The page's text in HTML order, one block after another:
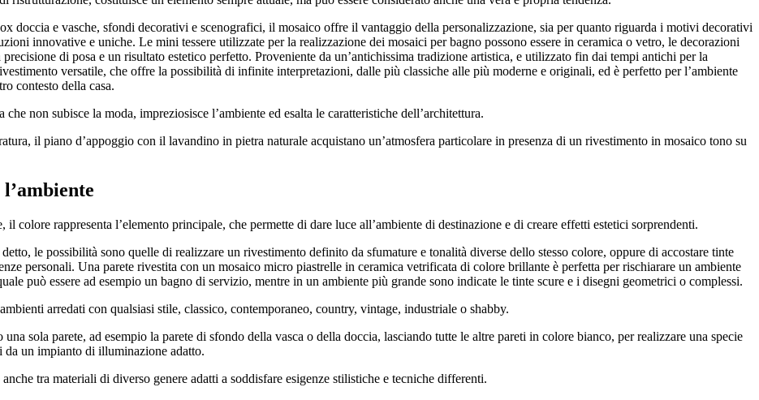
doccia e vasche, sfondi decorativi e scenografici, il mosaico offre il vantaggio della personalizzazione, sia per quanto riguarda i motivi decorativi
innovative e uniche. Le mini tessere utilizzate per la realizzazione dei mosaici per bagno possono essere in ceramica o vetro, le decorazioni
di posa e un risultato estetico perfetto. Proveniente da un’antichissima tradizione artistica, e utilizzato fin dai tempi antichi per la
versatile, che offre la possibilità di infinite interpretazioni, dalle più classiche alle più moderne e originali, ed è perfetto per l’ambiente
contesto della casa.
non subisce la moda, impreziosisce l’ambiente ed esalta le caratteristiche dell’architettura.
il piano d’appoggio con il lavandino in pietra naturale acquistano un’atmosfera particolare in presenza di un rivestimento in mosaico tono su
colore rappresenta l’elemento principale, che permette di dare luce all’ambiente di destinazione e di creare effetti estetici sorprendenti.
detto, le possibilità sono quelle di realizzare un rivestimento definito da sfumature e tonalità diverse dello stesso colore, oppure di accostare tinte
personali. Una parete rivestita con un mosaico micro piastrelle in ceramica vetrificata di colore brillante è perfetta per rischiarare un ambiente
può essere ad esempio un bagno di servizio, mentre in un ambiente più grande sono indicate le tinte scure e i disegni geometrici o complessi.
arredati con qualsiasi stile, classico, contemporaneo, country, vintage, industriale o shabby.
sola parete, ad esempio la parete di sfondo della vasca o della doccia, lasciando tutte le altre pareti in colore bianco, per realizzare una specie
un impianto di illuminazione adatto.
tra materiali di diverso genere adatti a soddisfare esigenze stilistiche e tecniche differenti.